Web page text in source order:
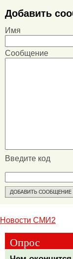
Добавить
Имя
Сообщение
Введите код
Новости СМИ2
Опрос